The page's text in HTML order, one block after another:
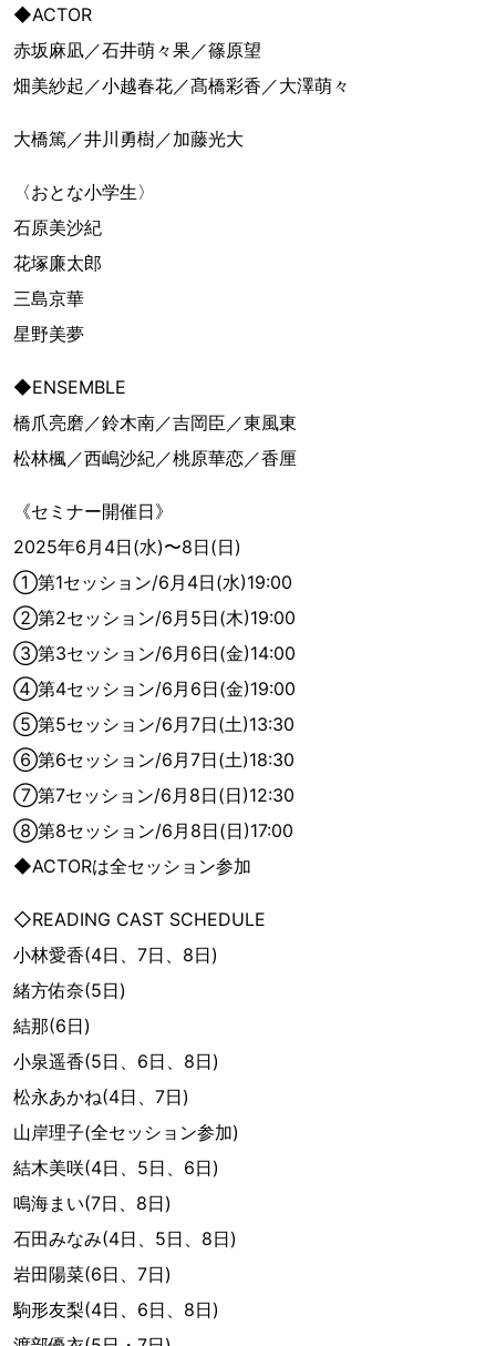
◆ACTOR
赤坂麻凪／石井萌々果／篠原望
畑美紗起／小越春花／髙橋彩香／大澤萌々
大橋篤／井川勇樹／加藤光大
〈おとな小学生〉
石原美沙紀
花塚廉太郎
三島京華
星野美夢
◆ENSEMBLE
橋爪亮磨／鈴木南／吉岡臣／東風東
松林楓／西嶋沙紀／桃原華恋／香厘
《セミナー開催日》
2025年6月4日(水)〜8日(日)
①第1セッション/6月4日(水)19:00
②第2セッション/6月5日(木)19:00
③第3セッション/6月6日(金)14:00
④第4セッション/6月6日(金)19:00
⑤第5セッション/6月7日(土)13:30
⑥第6セッション/6月7日(土)18:30
⑦第7セッション/6月8日(日)12:30
⑧第8セッション/6月8日(日)17:00
◆ACTORは全セッション参加
◇READING CAST SCHEDULE
小林愛香(4日、7日、8日)
緒方佑奈(5日)
結那(6日)
小泉遥香(5日、6日、8日)
松永あかね(4日、7日)
山岸理子(全セッション参加)
結木美咲(4日、5日、6日)
鳴海まい(7日、8日)
石田みなみ(4日、5日、8日)
岩田陽菜(6日、7日)
駒形友梨(4日、6日、8日)